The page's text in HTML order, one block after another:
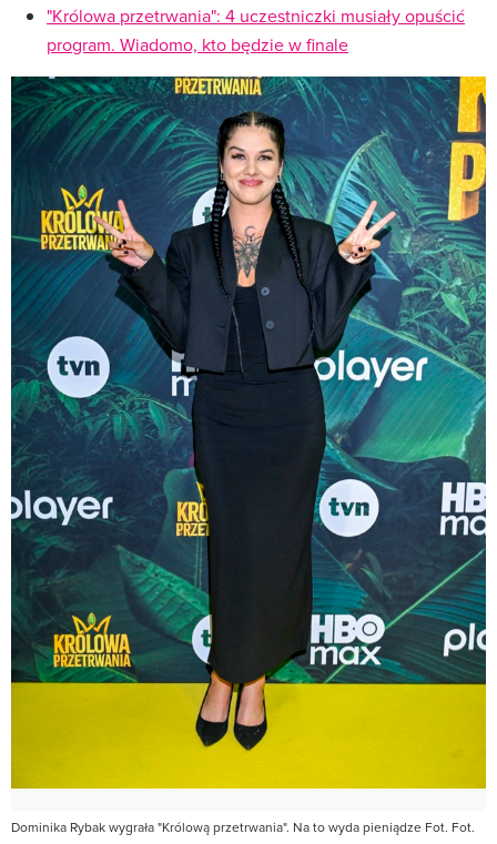
"Królowa przetrwania": 4 uczestniczki musiały opuścić
program. Wiadomo, kto będzie w finale
Dominika Rybak wygrała "Królową przetrwania". Na to wyda pieniądze Fot. Fot.